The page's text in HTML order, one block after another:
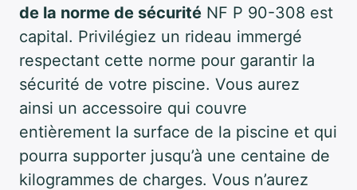
de la norme de sécurité NF P 90-308 est
capital. Privilégiez un rideau immergé
respectant cette norme pour garantir la
sécurité de votre piscine. Vous aurez
ainsi un accessoire qui couvre
entièrement la surface de la piscine et qui
pourra supporter jusqu’à une centaine de
kilogrammes de charges. Vous n’aurez